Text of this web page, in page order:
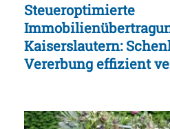
Steueroptimierte
Kaiserslautern:
Vererbung effizient